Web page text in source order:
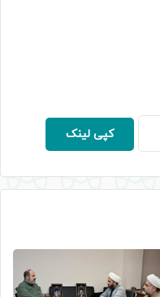
کپی لینک